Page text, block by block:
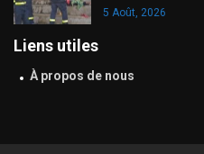
5 Août, 2026
Liens utiles
À propos de nous